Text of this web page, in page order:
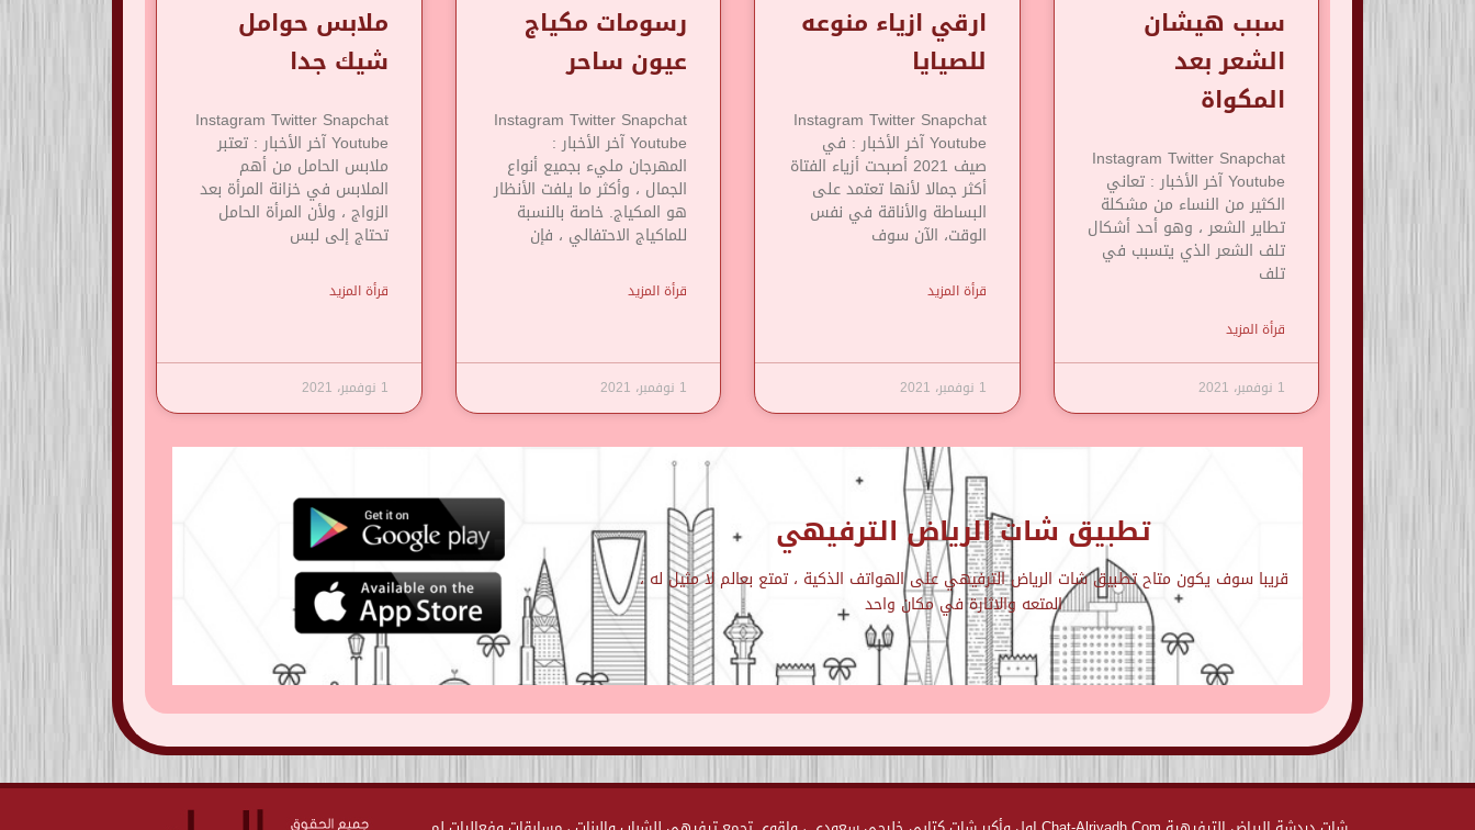
سبب هيشان
الشعر بعد
المكواة
Instagram Twitter Snapchat
Youtube آخر الأخبار : تعاني
الكثير من النساء من مشكلة
تطاير الشعر ، وهو أحد أشكال
تلف الشعر الذي يتسبب في
تلف
قرأة المزيد
1 نوفمبر، 2021
ارقي ازياء منوعه
للصيايا
Instagram Twitter Snapchat
Youtube آخر الأخبار : في
صيف 2021 أصبحت أزياء الفتاة
أكثر جمالا لأنها تعتمد على
البساطة والأناقة في نفس
الوقت، الآن سوف
قرأة المزيد
1 نوفمبر، 2021
رسومات مكياج
عيون ساحر
Instagram Twitter Snapchat
Youtube آخر الأخبار :
المهرجان مليء بجميع أنواع
الجمال ، وأكثر ما يلفت الأنظار
هو المكياج. خاصة بالنسبة
للماكياج الاحتفالي ، فإن
قرأة المزيد
1 نوفمبر، 2021
ملابس حوامل
شيك جدا
Instagram Twitter Snapchat
Youtube آخر الأخبار : تعتبر
ملابس الحامل من أهم
الملابس في خزانة المرأة بعد
الزواج ، ولأن المرأة الحامل
تحتاج إلى لبس
قرأة المزيد
1 نوفمبر، 2021
تطبيق شات الرياض الترفيهي
قريبا سوف يكون متاح تطبيق شات الرياض الترفيهي على الهواتف الذكية ، تمتع بعالم لا مثيل له ،
المتعه والاثارة في مكان واحد